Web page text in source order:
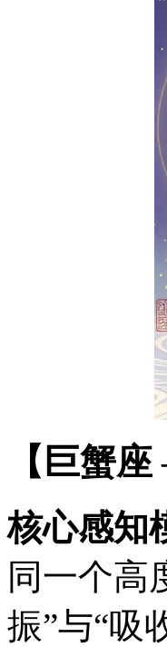
【巨蟹
核心感知
同一个高
振”与“吸